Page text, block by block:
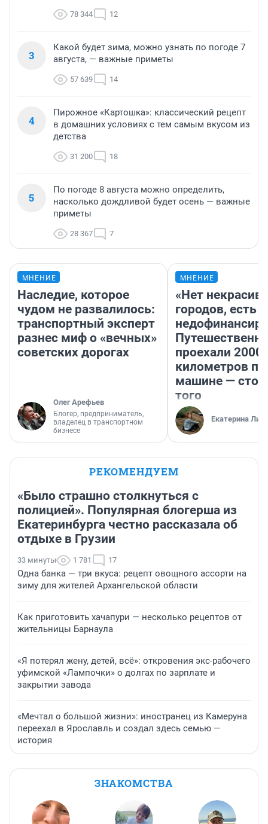
78 344 12
3
Какой будет зима, можно узнать по погоде 7
августа, — важные приметы
57 639 14
4
Пирожное «Картошка»: классический рецепт
в домашних условиях с тем самым вкусом из
детства
31 200 18
5
По погоде 8 августа можно определить,
насколько дождливой будет осень — важные
приметы
28 367 7
МНЕНИЕ
Наследие, которое
чудом не развалилось:
транспортный эксперт
разнес миф о «вечных»
советских дорогах
Олег Арефьев
Блогер, предприниматель,
владелец в транспортном
бизнесе
МНЕНИЕ
«Нет
городов, есть
проехали 2000
километров по
машине —
того
Екатерина
РЕКОМЕНДУЕМ
«Было страшно столкнуться с
полицией». Популярная блогерша из
Екатеринбурга честно рассказала об
отдыхе в Грузии
33 минуты 1 781 17
Одна банка — три вкуса: рецепт овощного ассорти на
зиму для жителей Архангельской области
Как приготовить хачапури — несколько рецептов от
жительницы Барнаула
«Я потерял жену, детей, всё»: откровения экс-рабочего
уфимской «Лампочки» о долгах по зарплате и
закрытии завода
«Мечтал о большой жизни»: иностранец из Камеруна
переехал в Ярославль и создал здесь семью —
история
ЗНАКОМСТВА